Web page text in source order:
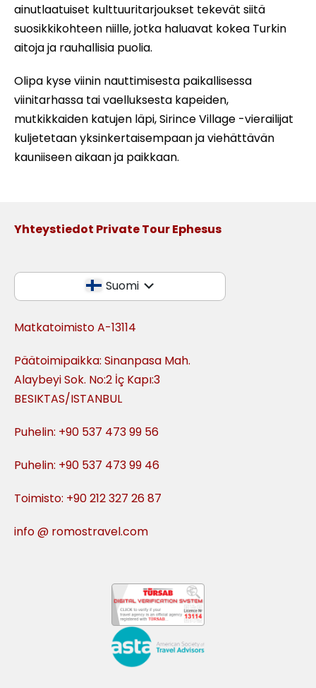
ainutlaatuiset kulttuuritarjoukset tekevät siitä
suosikkikohteen niille, jotka haluavat kokea Turkin
aitoja ja rauhallisia puolia.
Olipa kyse viinin nauttimisesta paikallisessa
viinitarhassa tai vaelluksesta kapeiden,
mutkikkaiden katujen läpi, Sirince Village -vierailijat
kuljetetaan yksinkertaisempaan ja viehättävän
kauniiseen aikaan ja paikkaan.
Yhteystiedot Private Tour Ephesus
Suomi
Matkatoimisto A-13114
Päätoimipaikka: Sinanpasa Mah.
Alaybeyi Sok. No:2 İç Kapı:3
BESIKTAS/ISTANBUL
Puhelin: +90 537 473 99 56
Puhelin: +90 537 473 99 46
Toimisto: +90 212 327 26 87
info @ romostravel.com